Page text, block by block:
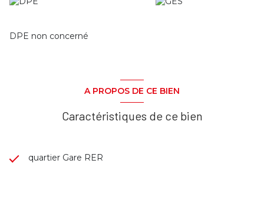
DPE non concerné
A PROPOS DE CE BIEN
Caractéristiques de ce bien
quartier Gare RER